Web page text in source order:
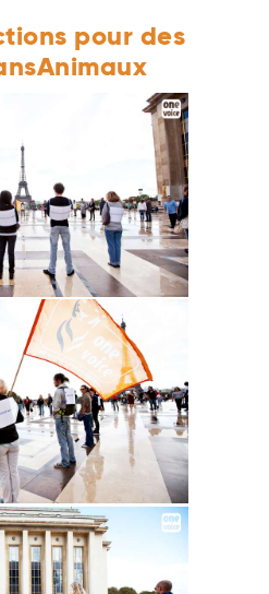
pour des